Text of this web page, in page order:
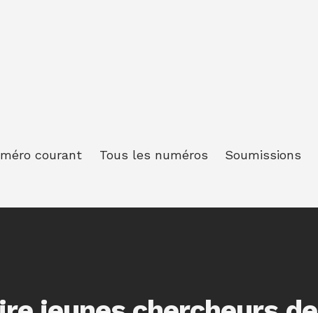
courant Tous les numéros Soumissions